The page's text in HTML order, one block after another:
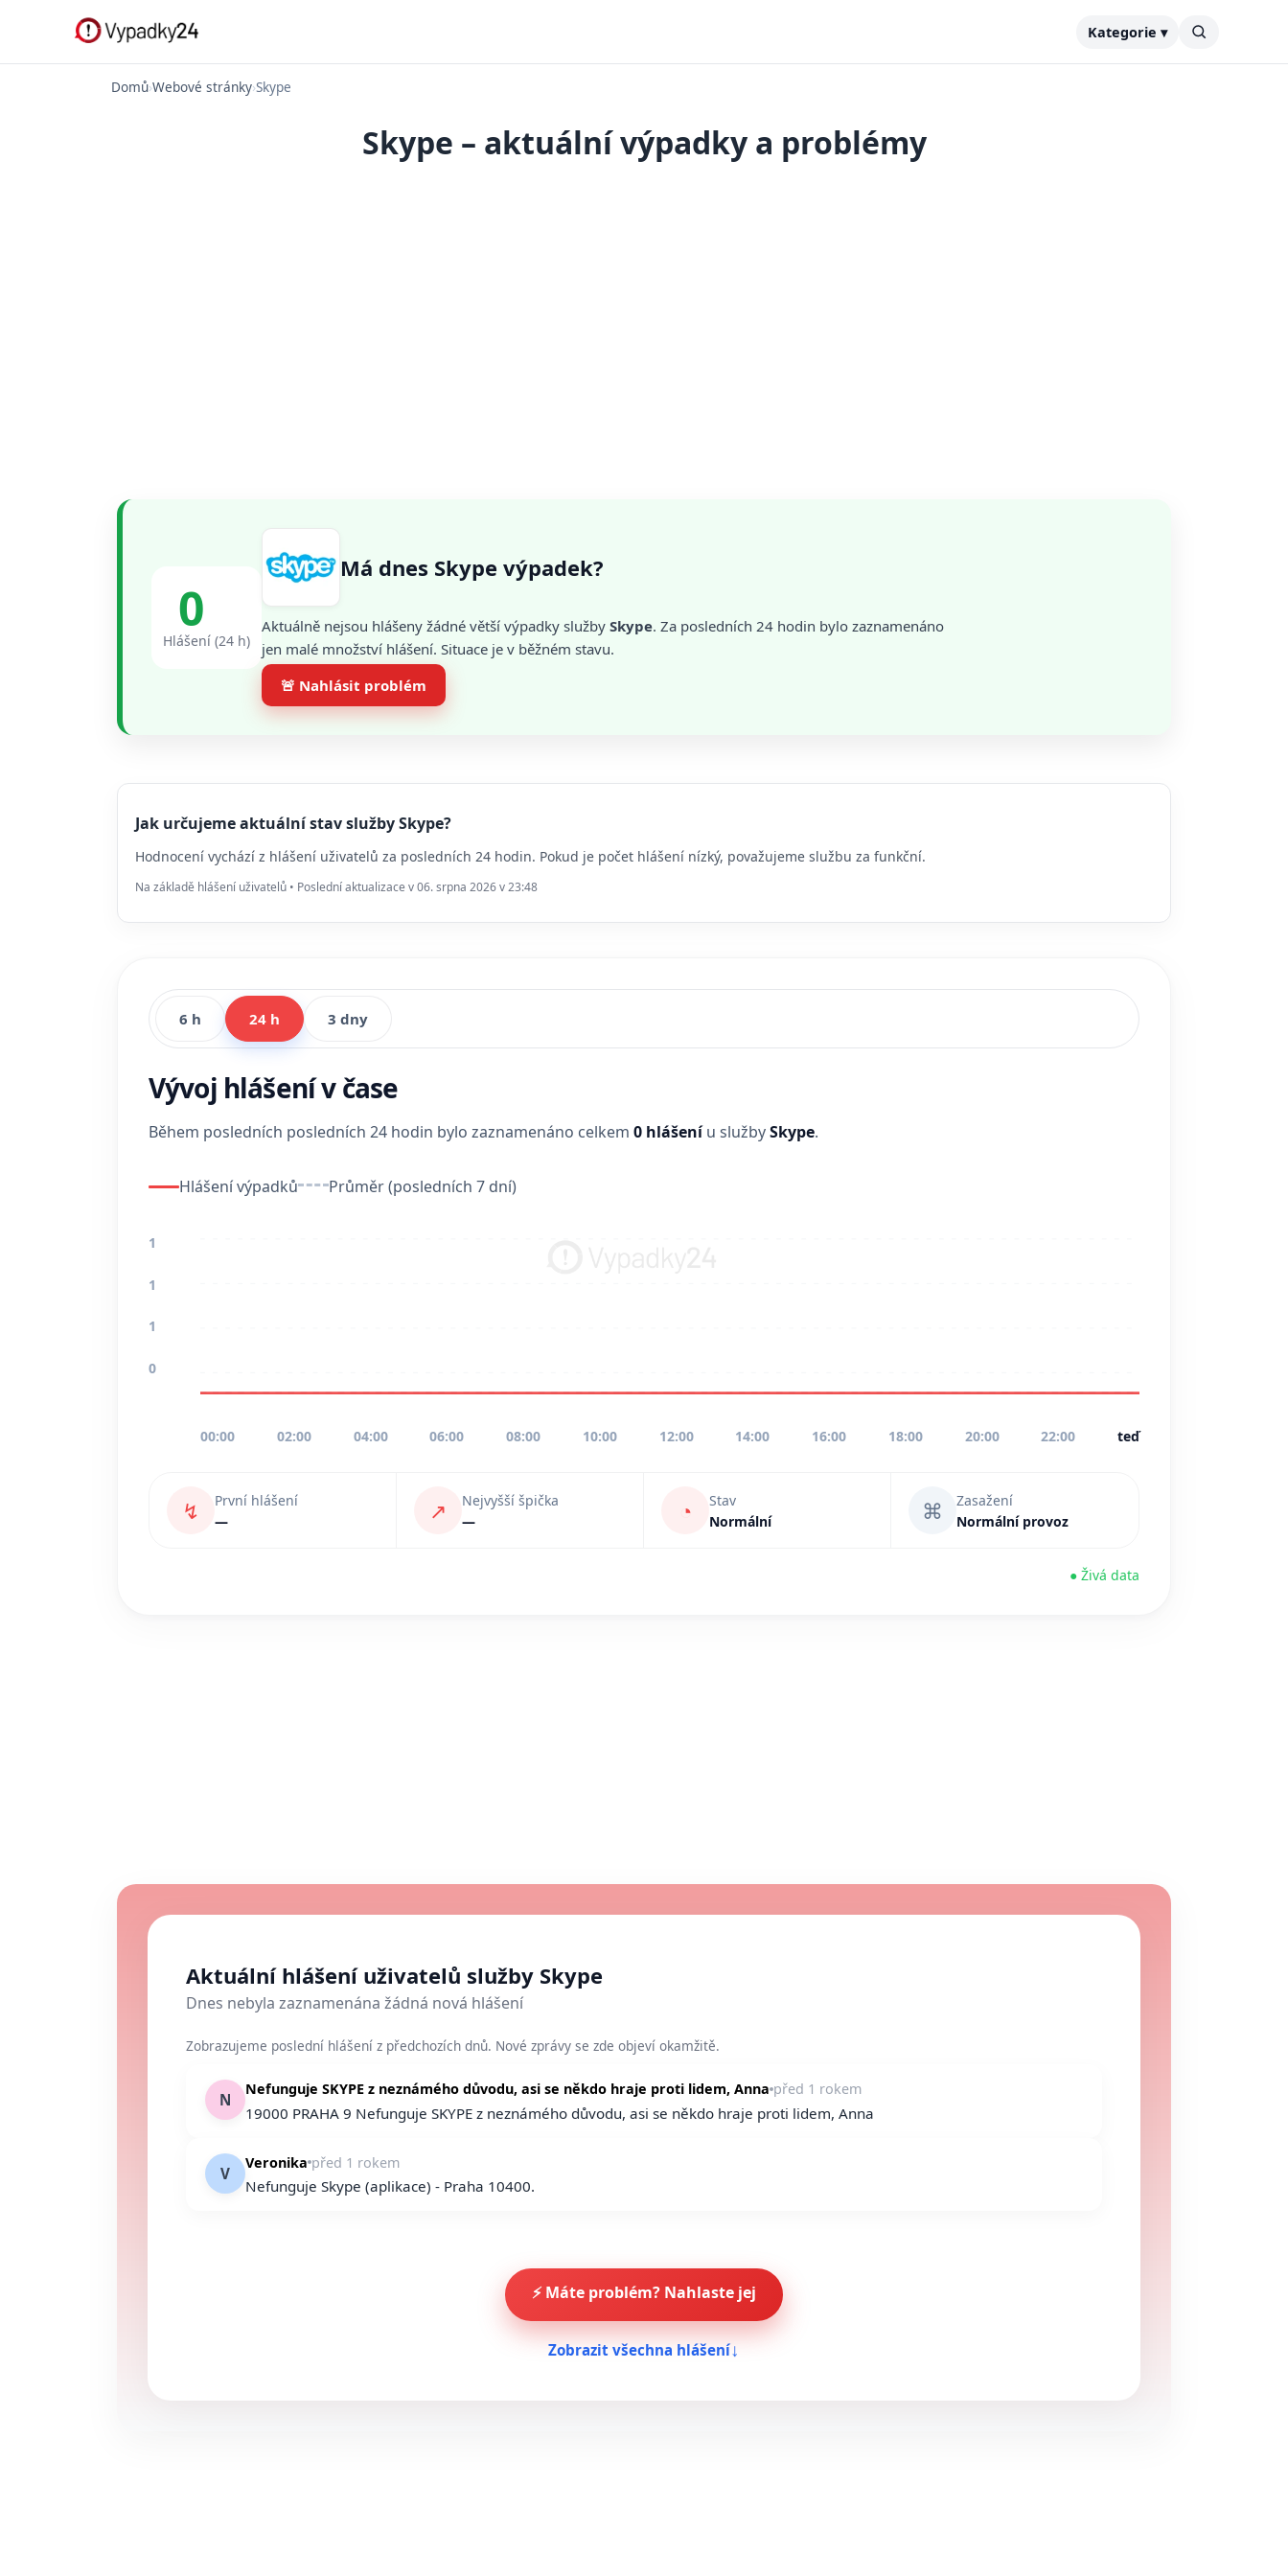
Kategorie ▾
Domů›Webové stránky›Skype
Skype – aktuální výpadky a problémy
0
Hlášení (24 h)
Má dnes Skype výpadek?
Aktuálně nejsou hlášeny žádné větší výpadky služby Skype. Za posledních 24 hodin bylo zaznamenáno
jen malé množství hlášení. Situace je v běžném stavu.
🚨 Nahlásit problém
Jak určujeme aktuální stav služby Skype?
Hodnocení vychází z hlášení uživatelů za posledních 24 hodin. Pokud je počet hlášení nízký, považujeme službu za funkční.
Na základě hlášení uživatelů • Poslední aktualizace v 06. srpna 2026 v 23:48
6 h 24 h 3 dny
Vývoj hlášení v čase
Během posledních posledních 24 hodin bylo zaznamenáno celkem 0 hlášeníu službySkype.
Hlášení výpadků Průměr (posledních 7 dní)
1
1
1
0
00:00 02:00 04:00 06:00 08:00 10:00 12:00 14:00 16:00 18:00 20:00 22:00 teď
↯
První hlášení
—
↗
Nejvyšší špička
—
◔
Stav
Normální
⌘
Zasažení
Normální provoz
● Živá data
Aktuální hlášení uživatelů služby Skype
Dnes nebyla zaznamenána žádná nová hlášení
Zobrazujeme poslední hlášení z předchozích dnů. Nové zprávy se zde objeví okamžitě.
N
Nefunguje SKYPE z neznámého důvodu, asi se někdo hraje proti lidem, Anna před 1 rokem
19000 PRAHA 9 Nefunguje SKYPE z neznámého důvodu, asi se někdo hraje proti lidem, Anna
V
Veronika před 1 rokem
Nefunguje Skype (aplikace) - Praha 10400.
⚡ Máte problém? Nahlaste jej
Zobrazit všechna hlášení↓